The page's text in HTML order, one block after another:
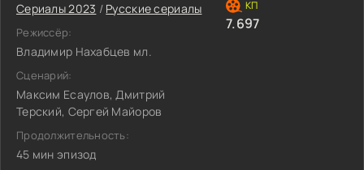
Сериалы 2023 / Русские сериалы
Режиссёр:
Владимир Нахабцев мл.
Сценарий:
Максим Есаулов, Дмитрий
Терский, Сергей Майоров
Продолжительность:
45 мин эпизод
7.697